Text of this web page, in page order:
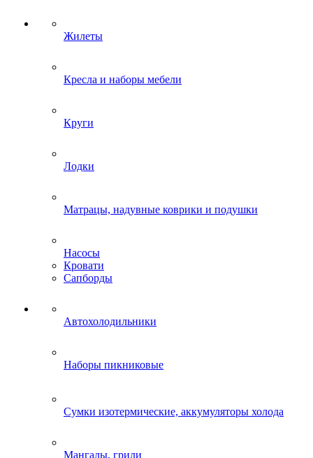
Жилеты
Кресла и наборы мебели
Круги
Лодки
Матрацы, надувные коврики и подушки
Насосы
Кровати
Сапборды
Автохолодильники
Наборы пикниковые
Сумки изотермические, аккумуляторы холода
Мангалы, грили